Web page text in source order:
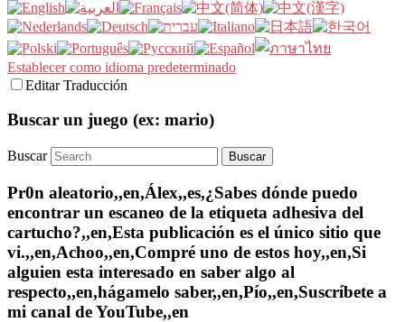
Establecer como idioma predeterminado
Editar Traducción
Buscar un juego (ex: mario)
Buscar
Pr0n aleatorio,,en,Álex,,es,¿Sabes dónde puedo
encontrar un escaneo de la etiqueta adhesiva del
cartucho?,,en,Esta publicación es el único sitio que
vi.,,en,Achoo,,en,Compré uno de estos hoy,,en,Si
alguien esta interesado en saber algo al
respecto,,en,hágamelo saber,,en,Pío,,en,Suscríbete a
mi canal de YouTube,,en